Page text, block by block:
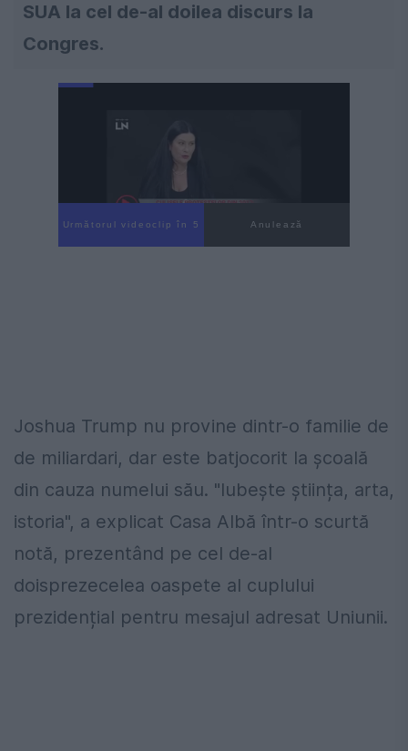
SUA la cel de-al doilea discurs la
Congres.
Următorul videoclip în 4 Anulează
Joshua Trump nu provine dintr-o familie de
de miliardari, dar este batjocorit la școală
din cauza numelui său. "Iubește știința, arta,
istoria", a explicat Casa Albă într-o scurtă
notă, prezentând pe cel de-al
doisprezecelea oaspete al cuplului
prezidențial pentru mesajul adresat Uniunii.